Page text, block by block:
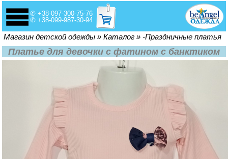
✆ +38-097-300-75-76
✆ +38-099-987-30-94
Вы здесь
Магазин детской одежды » Каталог » -Праздничные платья
Платье для девочки с фатином с банктиком